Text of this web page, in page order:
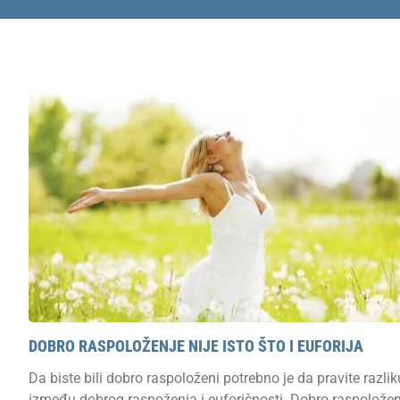
DOBRO RASPOLOŽENJE NIJE ISTO ŠTO I EUFORIJA
Da biste bili dobro raspoloženi potrebno je da pravite